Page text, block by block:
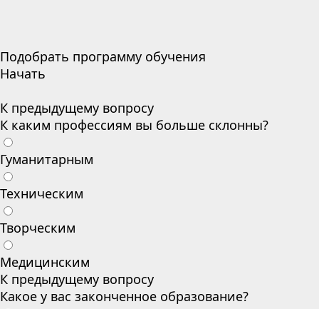
Подобрать программу обучения
Начать
К предыдущему вопросу
К каким профессиям вы больше склонны?
Гуманитарным
Техническим
Творческим
Медицинским
К предыдущему вопросу
Какое у вас законченное образование?